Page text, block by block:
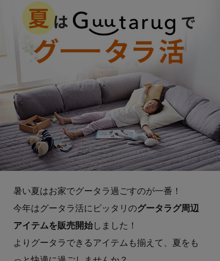
暑い夏はお家でグータラ過ごすのが一番！
今年はグータラ活にピッタリのグータラグ周辺
アイテムを販売開始しました！
よりグータラできるアイテムも揃えて、夏をも